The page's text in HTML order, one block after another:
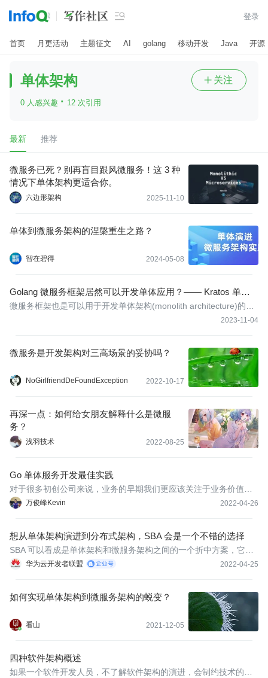
 登录
首页 月更活动 主题征文 AI golang 移动开发 Java 开源
单体架构
0 人感兴趣 · 12 次引用
 关注
最新 推荐
微服务已死？别再盲目跟风微服务！这 3 种
情况下单体架构更适合你。
六边形架构 2025-11-10
单体到微服务架构的涅槃重生之路？
智在碧得 2024-05-08
Golang 微服务框架居然可以开发单体应用？—— Kratos 单体
架构实践
2023-11-04
微服务框架也是可以用于开发单体架构(monolith architecture)的应
用。并且，单体应用也是最小的、最原始的、最初的项目状态，经
一个
微服务是开发架构对三高场景的妥协吗？
NoGirlfriendDeFoundException 2022-10-17
再深一点：如何给女朋友解释什么是微服
务？
浅羽技术 2022-08-25
Go 单体服务开发最佳实践
万俊峰Kevin 2022-04-26
对于很多初创公司来说，业务的早期我们更应该关注于业务价值的
交付，并且此时用户体量也很小，QPS 也非常低，我们应该使用更
想从单体架构演进到分布式架构，SBA 会是一个不错的选择
华为云开发者联盟 2022-04-25
SBA 可以看成是单体架构和微服务架构之间的一个折中方案，它也
是按照业务领域进行服务划分，但服务划分的粒度相比微服务要更
如何实现单体架构到微服务架构的蜕变？
看山 2021-12-05
四种软件架构概述
如果一个软件开发人员，不了解软件架构的演进，会制约技术的选